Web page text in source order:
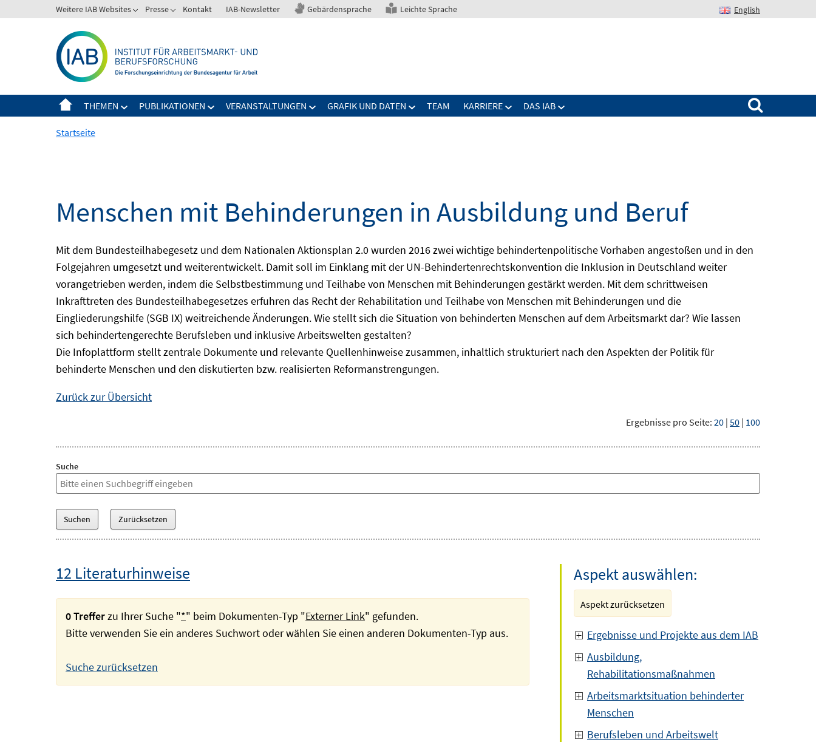
zum
Weitere IAB Websites Presse Kontakt IAB-Newsletter Gebärdensprache Leichte Sprache English
THEMEN PUBLIKATIONEN VERANSTALTUNGEN GRAFIK UND DATEN TEAM KARRIERE DAS IAB
Suchen nach:
Startseite
Menschen mit Behinderungen in Ausbildung und Beruf
Mit dem Bundesteilhabegesetz und dem Nationalen Aktionsplan 2.0 wurden 2016 zwei wichtige behindertenpolitische Vorhaben angestoßen und in den
Folgejahren umgesetzt und weiterentwickelt. Damit soll im Einklang mit der UN-Behindertenrechtskonvention die Inklusion in Deutschland weiter
vorangetrieben werden, indem die Selbstbestimmung und Teilhabe von Menschen mit Behinderungen gestärkt werden. Mit dem schrittweisen
Inkrafttreten des Bundesteilhabegesetzes erfuhren das Recht der Rehabilitation und Teilhabe von Menschen mit Behinderungen und die
Eingliederungshilfe (SGB IX) weitreichende Änderungen. Wie stellt sich die Situation von behinderten Menschen auf dem Arbeitsmarkt dar? Wie lassen
sich behindertengerechte Berufsleben und inklusive Arbeitswelten gestalten?
Die Infoplattform stellt zentrale Dokumente und relevante Quellenhinweise zusammen, inhaltlich strukturiert nach den Aspekten der Politik für
behinderte Menschen und den diskutierten bzw. realisierten Reformanstrengungen.
Zurück zur Übersicht
Ergebnisse pro Seite: 20 | 50 | 100
Suche
12 Literaturhinweise
0 Trefferzu Ihrer Suche "*" beim Dokumenten-Typ "Externer Link" gefunden.
Bitte verwenden Sie ein anderes Suchwort oder wählen Sie einen anderen Dokumenten-Typ aus.
Suche zurücksetzen
Aspekt auswählen:
Aspekt zurücksetzen
Ergebnisse und Projekte aus dem IAB
Ausbildung,
Rehabilitationsmaßnahmen
Arbeitsmarktsituation behinderter
Menschen
Berufsleben und Arbeitswelt